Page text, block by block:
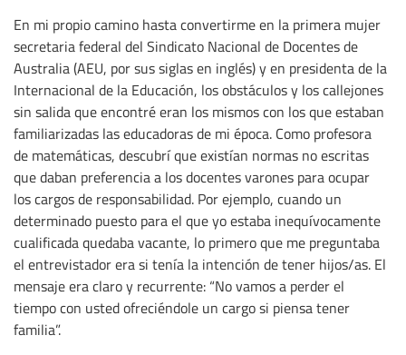
En mi propio camino hasta convertirme en la primera mujer
secretaria federal del Sindicato Nacional de Docentes de
Australia (AEU, por sus siglas en inglés) y en presidenta de la
Internacional de la Educación, los obstáculos y los callejones
sin salida que encontré eran los mismos con los que estaban
familiarizadas las educadoras de mi época. Como profesora
de matemáticas, descubrí que existían normas no escritas
que daban preferencia a los docentes varones para ocupar
los cargos de responsabilidad. Por ejemplo, cuando un
determinado puesto para el que yo estaba inequívocamente
cualificada quedaba vacante, lo primero que me preguntaba
el entrevistador era si tenía la intención de tener hijos/as. El
mensaje era claro y recurrente: “No vamos a perder el
tiempo con usted ofreciéndole un cargo si piensa tener
familia”.